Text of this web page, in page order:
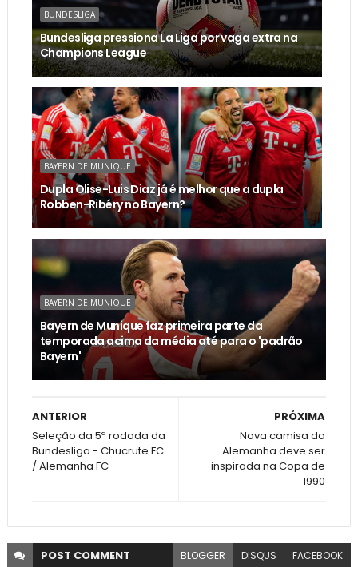
BUNDESLIGA
Bundesliga pressiona La Liga por vaga extra na
Champions League
BAYERN DE MUNIQUE
Dupla Olise-Luis Diaz já é melhor que a dupla
Robben-Ribéry no Bayern?
BAYERN DE MUNIQUE
Bayern de Munique faz primeira parte da
temporada acima da média até para o 'padrão
Bayern'
PRÓXIMA
Nova camisa da
Alemanha deve ser
inspirada na Copa de
1990
ANTERIOR
Seleção da 5ª rodada da
Bundesliga - Chucrute FC
/ Alemanha FC
POST COMMENT BLOGGER DISQUS FACEBOOK